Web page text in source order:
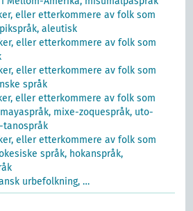
eller etterkommere av folk som
aleutisk
eller etterkommere av folk som
eller etterkommere av folk som
språk
eller etterkommere av folk som
mixe-zoquespråk, uto-
tanospråk
eller etterkommere av folk som
språk, hokanspråk,
urbefolkning, …